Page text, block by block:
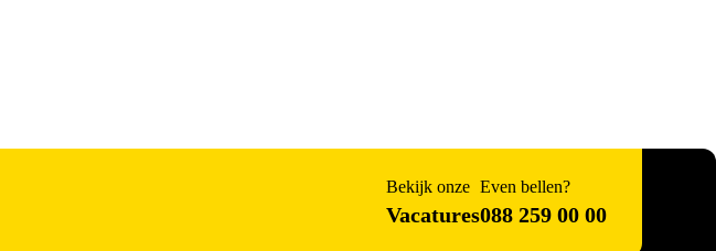
Bekijk onze
Vacatures
Even bellen?
088 259 00 00